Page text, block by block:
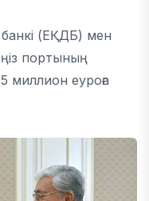
(ЕҚДБ) мен
портының
миллион еуроға